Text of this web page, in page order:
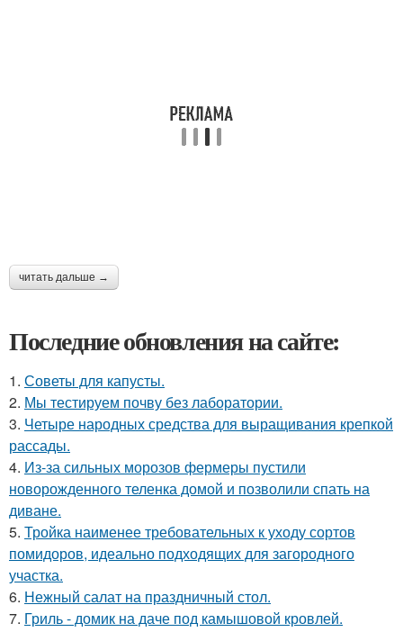
читать дальше →
Последние обновления на сайте:
1. Советы для капусты.
2. Мы тестируем почву без лаборатории.
3. Четыре народных средства для выращивания крепкой
рассады.
4. Из-за сильных морозов фермеры пустили
новорожденного теленка домой и позволили спать на
диване.
5. Тройка наименее требовательных к уходу сортов
помидоров, идеально подходящих для загородного
участка.
6. Нежный салат на праздничный стол.
7. Гриль - домик на даче под камышовой кровлей.